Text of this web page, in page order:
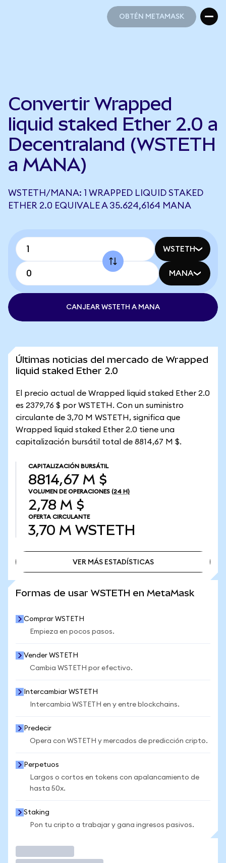
OBTÉN METAMASK
Convertir Wrapped
liquid staked Ether 2.0 a
Decentraland (WSTETH
a MANA)
WSTETH/MANA: 1 WRAPPED LIQUID STAKED
ETHER 2.0 EQUIVALE A 35.624,6164 MANA
WSTETH
MANA
CANJEAR WSTETH A MANA
Últimas noticias del mercado de Wrapped
liquid staked Ether 2.0
El precio actual de Wrapped liquid staked Ether 2.0
es 2379,76 $ por WSTETH. Con un suministro
circulante de 3,70 M WSTETH, significa que
Wrapped liquid staked Ether 2.0 tiene una
capitalización bursátil total de 8814,67 M $.
CAPITALIZACIÓN BURSÁTIL
8814,67 M $
VOLUMEN DE OPERACIONES (24 H)
2,78 M $
OFERTA CIRCULANTE
3,70 M WSTETH
VER MÁS ESTADÍSTICAS
Formas de usar WSTETH en MetaMask
Comprar WSTETH
Empieza en pocos pasos.
Vender WSTETH
Cambia WSTETH por efectivo.
Intercambiar WSTETH
Intercambia WSTETH en y entre blockchains.
Predecir
Opera con WSTETH y mercados de predicción cripto.
Perpetuos
Largos o cortos en tokens con apalancamiento de
hasta 50x.
Staking
Pon tu cripto a trabajar y gana ingresos pasivos.